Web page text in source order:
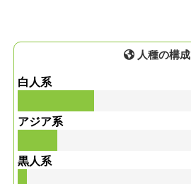
人種の構成
白人系
アジア系
黒人系